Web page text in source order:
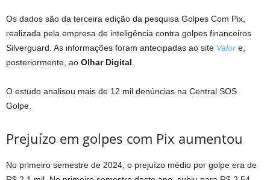
Os dados são da terceira edição da pesquisa Golpes Com Pix,
realizada pela empresa de inteligência contra golpes financeiros
Silverguard. As informações foram antecipadas ao site Valor e,
posteriormente, ao Olhar Digital
O estudo analisou mais de 12 mil denúncias na Central SOS
Golpe.
Prejuízo em golpes com Pix aumentou
No primeiro semestre de 2024, o prejuízo médio por golpe era de